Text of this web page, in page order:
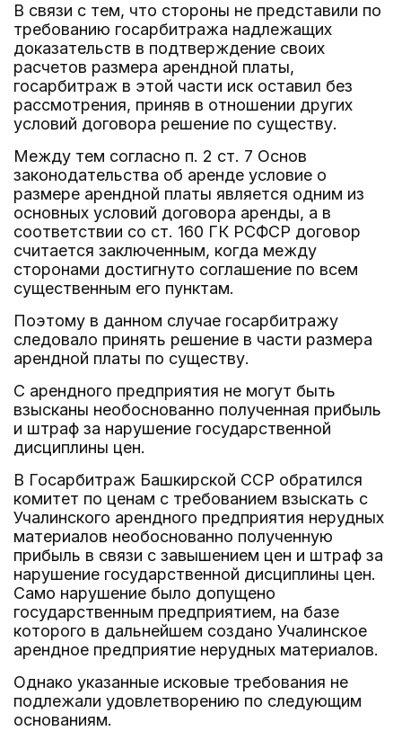
В связи с тем, что стороны не представили по
требованию госарбитража надлежащих
доказательств в подтверждение своих
расчетов размера арендной платы,
госарбитраж в этой части иск оставил без
рассмотрения, приняв в отношении других
условий договора решение по существу.
Между тем согласно п. 2 ст. 7 Основ
законодательства об аренде условие о
размере арендной платы является одним из
основных условий договора аренды, а в
соответствии со ст. 160 ГК РСФСР договор
считается заключенным, когда между
сторонами достигнуто соглашение по всем
существенным его пунктам.
Поэтому в данном случае госарбитражу
следовало принять решение в части размера
арендной платы по существу.
С арендного предприятия не могут быть
взысканы необоснованно полученная прибыль
и штраф за нарушение государственной
дисциплины цен.
В Госарбитраж Башкирской ССР обратился
комитет по ценам с требованием взыскать с
Учалинского арендного предприятия нерудных
материалов необоснованно полученную
прибыль в связи с завышением цен и штраф за
нарушение государственной дисциплины цен.
Само нарушение было допущено
государственным предприятием, на базе
которого в дальнейшем создано Учалинское
арендное предприятие нерудных материалов.
Однако указанные исковые требования не
подлежали удовлетворению по следующим
основаниям.